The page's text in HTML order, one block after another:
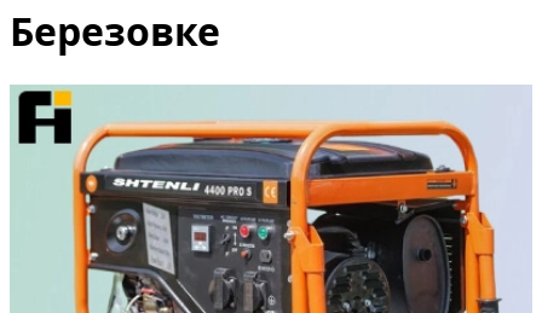
Березовке